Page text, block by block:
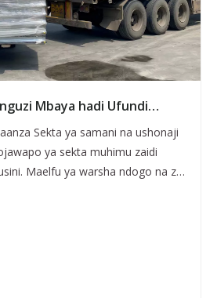
Mbaya hadi Ufundi
Kiwanda cha Samani cha
Kupitia Dari Yake ya
Njia cha CX-1325 CNC
Sekta ya samani na ushonaji
ya sekta muhimu zaidi
Maelfu ya warsha ndogo na za